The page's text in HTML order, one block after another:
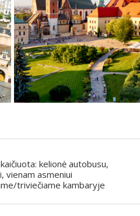
kelionė autobusu,
vienam asmeniui
triviečiame kambaryje